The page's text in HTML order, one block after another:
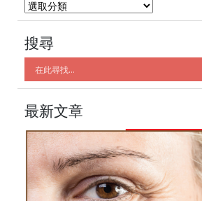
分
類
搜尋
最新文章